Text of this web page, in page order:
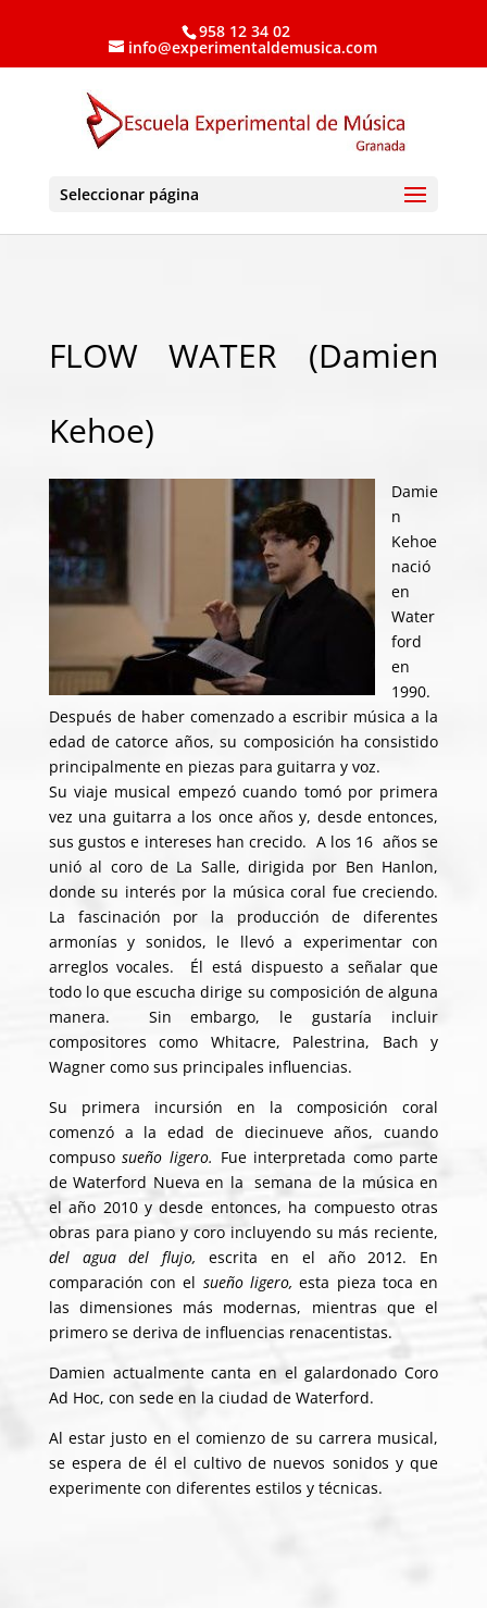
958 12 34 02
info@experimentaldemusica.com
Seleccionar página
FLOW WATER (Damien
Kehoe)
Damie
n
Kehoe
nació
en
Water
ford
en
1990.
Después de haber comenzado a escribir música a la
edad de catorce años, su composición ha consistido
principalmente en piezas para guitarra y voz.
Su viaje musical empezó cuando tomó por primera
vez una guitarra a los once años y, desde entonces,
sus gustos e intereses han crecido. A los 16 años se
unió al coro de La Salle, dirigida por Ben Hanlon,
donde su interés por la música coral fue creciendo.
La fascinación por la producción de diferentes
armonías y sonidos, le llevó a experimentar con
arreglos vocales. Él está dispuesto a señalar que
todo lo que escucha dirige su composición de alguna
manera. Sin embargo, le gustaría incluir
compositores como Whitacre, Palestrina, Bach y
Wagner como sus principales influencias.
Su primera incursión en la composición coral
comenzó a la edad de diecinueve años, cuando
compusosueño ligero. Fue interpretada como parte
de Waterford Nueva en la semana de la música en
el año 2010 y desde entonces, ha compuesto otras
obras para piano y coro incluyendo su más reciente,
del agua del flujo, escrita en el año 2012. En
comparación con el sueño ligero, esta pieza toca en
las dimensiones más modernas, mientras que el
primero se deriva de influencias renacentistas.
Damien actualmente canta en el galardonado Coro
Ad Hoc, con sede en la ciudad de Waterford.
Al estar justo en el comienzo de su carrera musical,
se espera de él el cultivo de nuevos sonidos y que
experimente con diferentes estilos y técnicas.